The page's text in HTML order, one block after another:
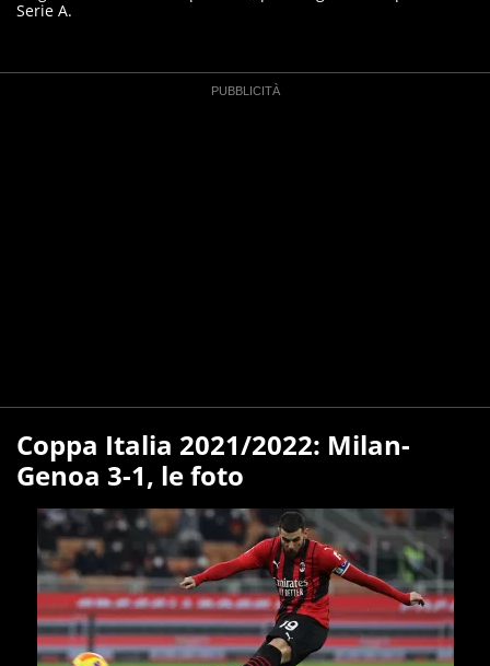
Serie A.
Coppa Italia 2021/2022: Milan-
Genoa 3-1, le foto